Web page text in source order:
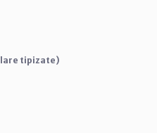
tipizate)